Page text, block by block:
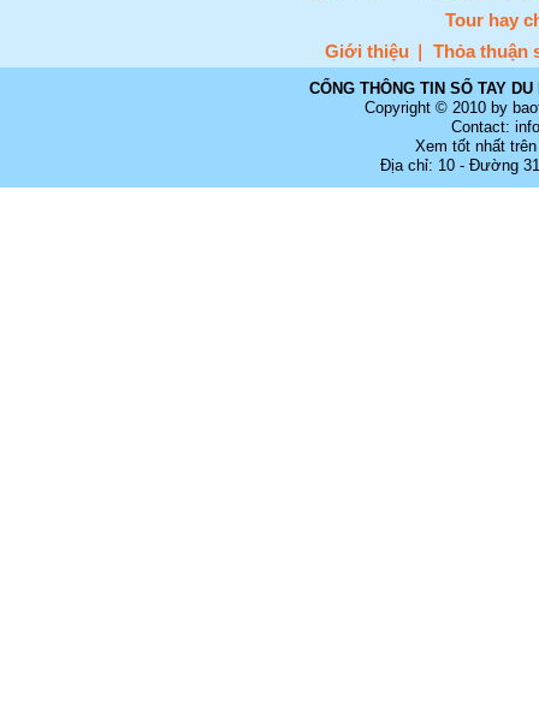
Tour hay
Giới thiệu
Thỏa thuận
CỔNG THÔNG TIN SỔ TAY
Copyright © 2010 by
Contact:
Xem tốt nhất
Địa chỉ: 10 - Đường